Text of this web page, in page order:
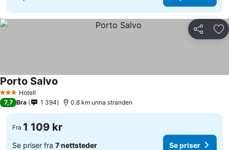
Del
3 StjernerHotell
Porto Salvo
7,7 Bra 1 394 0.8 km unna stranden
Fra 1 109 kr
Se priser fra 7 nettsteder Se priser